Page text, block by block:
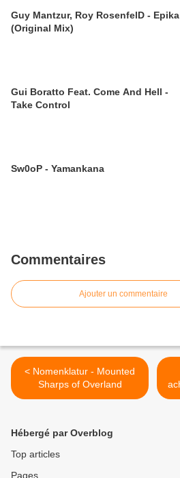
Guy Mantzur, Roy RosenfelD - Epika
(Original Mix)
Gui Boratto Feat. Come And Hell -
Take Control
Sw0oP - Yamankana
Commentaires
Ajouter un commentaire
< Nomenklatur - Mounted
Sharps of Overland
Hébergé par Overblog
Top articles
Pages